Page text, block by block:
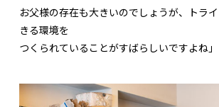
お父様の存在も大きいのでしょうが、トラ
きる環境を
つくられていることがすばらしいですよね」